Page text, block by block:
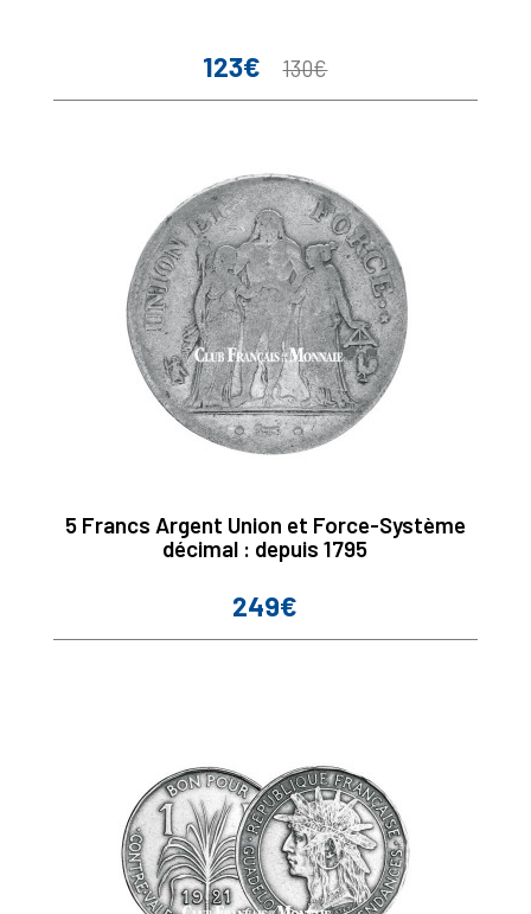
Prix
123€
Prix
130€
5 Francs Argent Union et Force-Système
décimal : depuis 1795
Prix
249€